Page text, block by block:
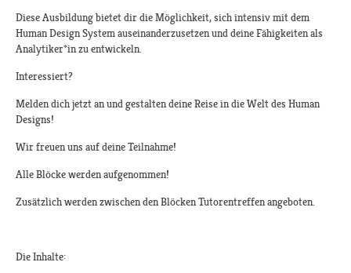
Diese Ausbildung bietet dir die Möglichkeit, sich intensiv mit dem
Human Design System auseinanderzusetzen und deine Fähigkeiten als
Analytiker*in zu entwickeln.
Interessiert?
Melden dich jetzt an und gestalten deine Reise in die Welt des Human
Designs!​​
Wir freuen uns auf deine Teilnahme!​
Alle Blöcke werden aufgenommen!​
Zusätzlich werden zwischen den Blöcken Tutorentreffen angeboten.​
Die Inhalte: